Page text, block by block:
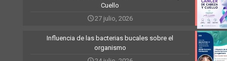
Cuello
27 julio, 2026
Influencia de las bacterias bucales sobre el
organismo